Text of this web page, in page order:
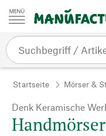
Zum Inhalt springen
Startseite Mörser &
Denk Keramische